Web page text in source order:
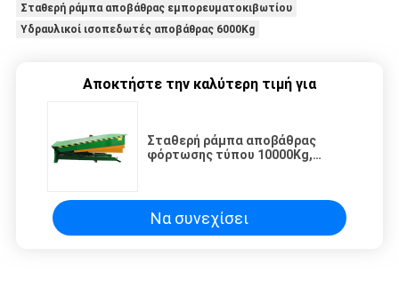
Σταθερή ράμπα αποβάθρας εμπορευματοκιβωτίου
Υδραυλικοί ισοπεδωτές αποβάθρας 6000Kg
Αποκτήστε την καλύτερη τιμή για
Σταθερή ράμπα αποβάθρας
φόρτωσης τύπου 10000Kg,
Να συνεχίσει